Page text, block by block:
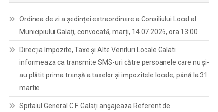
Ordinea de zi a ședinței extraordinare a Consiliului Local al
Municipiului Galați, convocată, marți, 14.07.2026, ora 13:00
Direcția Impozite, Taxe și Alte Venituri Locale Galati
informeaza ca transmite SMS-uri către persoanele care nu și-
au plătit prima tranșă a taxelor și impozitele locale, până la 31
martie
Spitalul General C.F. Galați angajeaza Referent de